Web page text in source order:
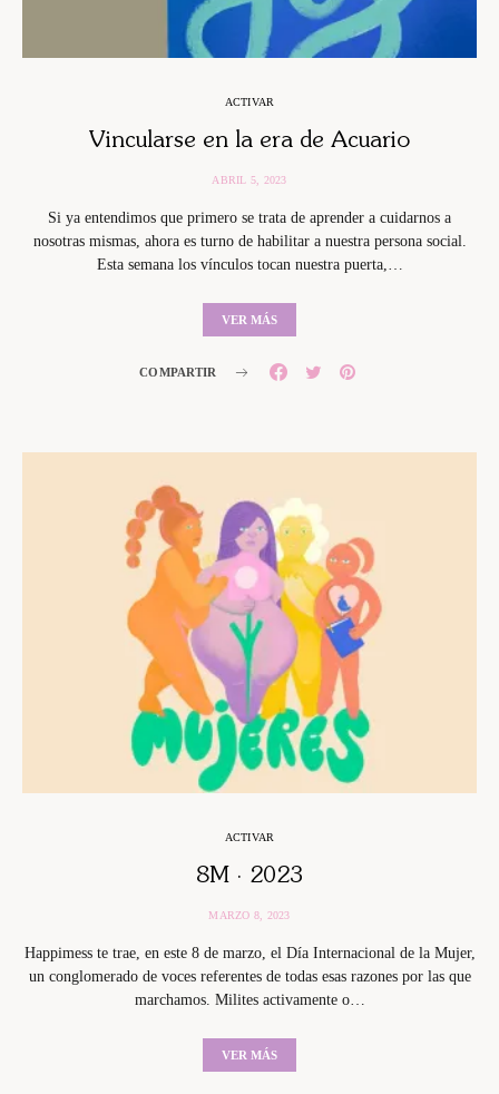
ACTIVAR
Vincularse en la era de Acuario
ABRIL 5, 2023
Si ya entendimos que primero se trata de aprender a cuidarnos a
nosotras mismas, ahora es turno de habilitar a nuestra persona social.
Esta semana los vínculos tocan nuestra puerta,…
VER MÁS
COMPARTIR
ACTIVAR
8M · 2023
MARZO 8, 2023
Happimess te trae, en este 8 de marzo, el Día Internacional de la Mujer,
un conglomerado de voces referentes de todas esas razones por las que
marchamos. Milites activamente o…
VER MÁS